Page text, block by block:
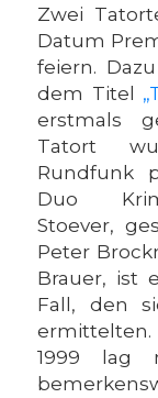
Zwei
Datum
feiern.
dem Titel
erstmals
Tatort
Rundfunk
Duo
Stoever,
Peter
Brauer, ist
Fall, den
1999 lag